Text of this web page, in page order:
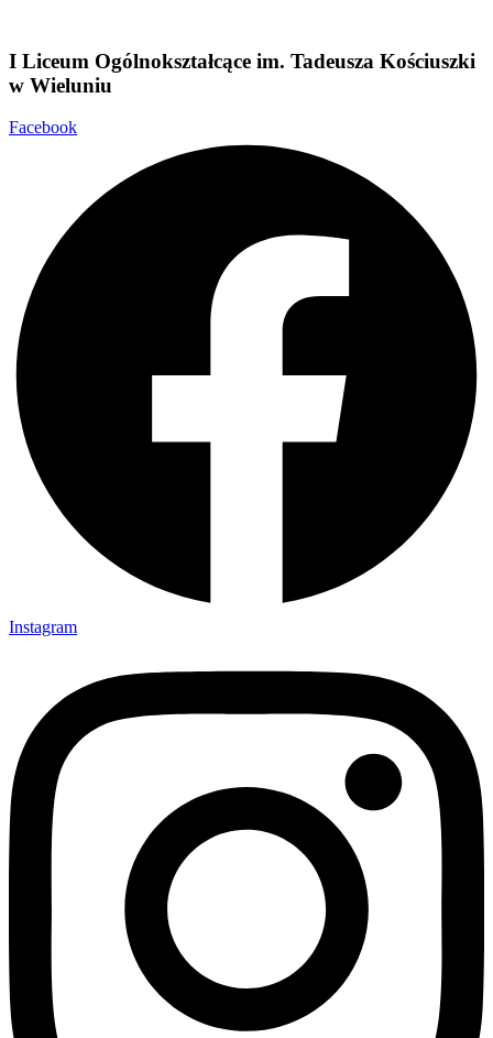
I Liceum Ogólnokształcące im. Tadeusza Kościuszki
w Wieluniu
Facebook
Instagram